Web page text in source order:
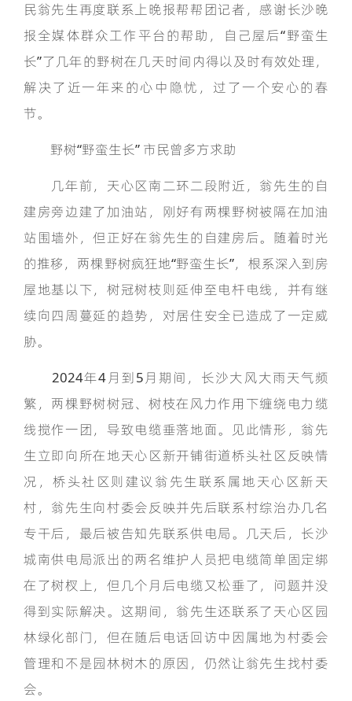
民翁先生再度联系上晚报帮帮团记者，感谢长沙晚
报全媒体群众工作平台的帮助，自己屋后“野蛮生
长”了几年的野树在几天时间内得以及时有效处理，
解决了近一年来的心中隐忧，过了一个安心的春
节。
野树“野蛮生长” 市民曾多方求助
几年前，天心区南二环二段附近，翁先生的自
建房旁边建了加油站，刚好有两棵野树被隔在加油
站围墙外，但正好在翁先生的自建房后。随着时光
的推移，两棵野树疯狂地“野蛮生长”，根系深入到房
屋地基以下，树冠树枝则延伸至电杆电线，并有继
续向四周蔓延的趋势，对居住安全已造成了一定威
胁。
2024年4月到5月期间，长沙大风大雨天气频
繁，两棵野树树冠、树枝在风力作用下缠绕电力缆
线搅作一团，导致电缆垂落地面。见此情形，翁先
生立即向所在地天心区新开铺街道桥头社区反映情
况，桥头社区则建议翁先生联系属地天心区新天
村，翁先生向村委会反映并先后联系村综治办几名
专干后，最后被告知先联系供电局。几天后，长沙
城南供电局派出的两名维护人员把电缆简单固定绑
在了树杈上，但几个月后电缆又松垂了，问题并没
得到实际解决。这期间，翁先生还联系了天心区园
林绿化部门，但在随后电话回访中因属地为村委会
管理和不是园林树木的原因，仍然让翁先生找村委
会。